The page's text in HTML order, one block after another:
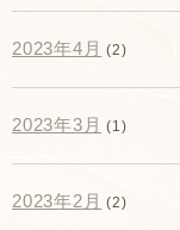
2023年4月 (2)
2023年3月 (1)
2023年2月 (2)